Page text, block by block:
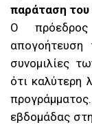
παράταση
Ο
συνομιλίες
ότι καλύτερη
εβδομάδας